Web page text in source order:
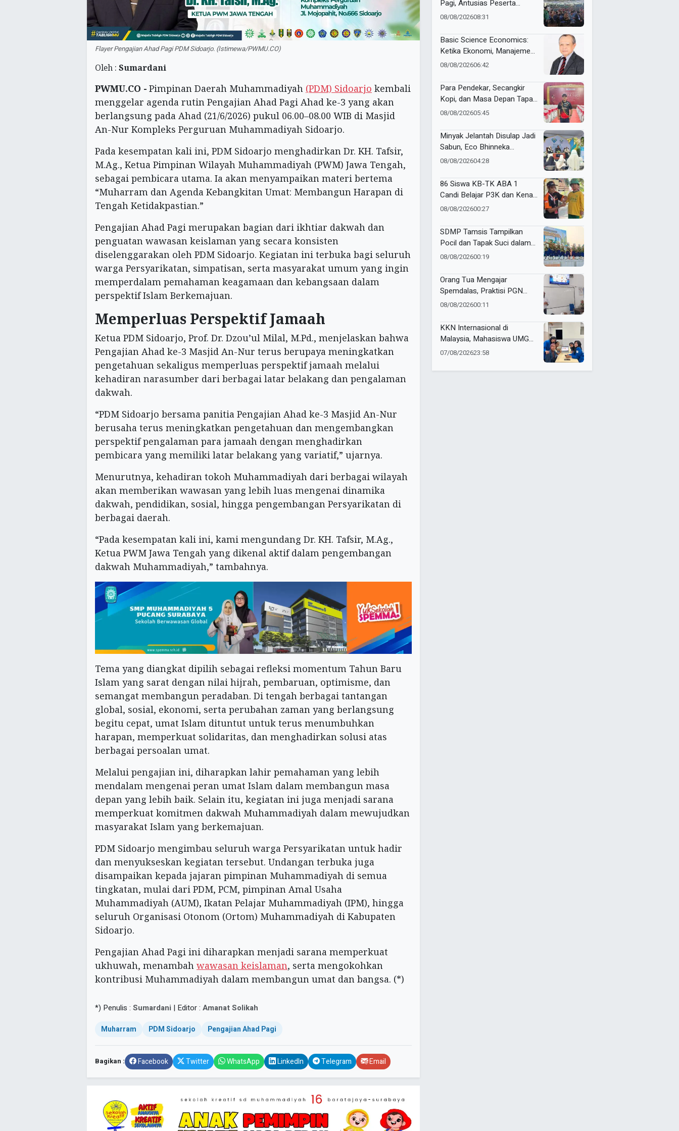
Flayer Pengajian Ahad Pagi PDM Sidoarjo. (Istimewa/PWMU.CO)
Oleh : Sumardani
PWMU.CO - Pimpinan Daerah Muhammadiyah (PDM) Sidoarjo kembali
menggelar agenda rutin Pengajian Ahad Pagi Ahad ke-3 yang akan
berlangsung pada Ahad (21/6/2026) pukul 06.00–08.00 WIB di Masjid
An-Nur Kompleks Perguruan Muhammadiyah Sidoarjo.
Pada kesempatan kali ini, PDM Sidoarjo menghadirkan Dr. KH. Tafsir,
M.Ag., Ketua Pimpinan Wilayah Muhammadiyah (PWM) Jawa Tengah,
sebagai pembicara utama. Ia akan menyampaikan materi bertema
“Muharram dan Agenda Kebangkitan Umat: Membangun Harapan di
Tengah Ketidakpastian.”
Pengajian Ahad Pagi merupakan bagian dari ikhtiar dakwah dan
penguatan wawasan keislaman yang secara konsisten
diselenggarakan oleh PDM Sidoarjo. Kegiatan ini terbuka bagi seluruh
warga Persyarikatan, simpatisan, serta masyarakat umum yang ingin
memperdalam pemahaman keagamaan dan kebangsaan dalam
perspektif Islam Berkemajuan.
Memperluas Perspektif Jamaah
Ketua PDM Sidoarjo, Prof. Dr. Dzou’ul Milal, M.Pd., menjelaskan bahwa
Pengajian Ahad ke-3 Masjid An-Nur terus berupaya meningkatkan
pengetahuan sekaligus memperluas perspektif jamaah melalui
kehadiran narasumber dari berbagai latar belakang dan pengalaman
dakwah.
“PDM Sidoarjo bersama panitia Pengajian Ahad ke-3 Masjid An-Nur
berusaha terus meningkatkan pengetahuan dan mengembangkan
perspektif pengalaman para jamaah dengan menghadirkan
pembicara yang memiliki latar belakang yang variatif,” ujarnya.
Menurutnya, kehadiran tokoh Muhammadiyah dari berbagai wilayah
akan memberikan wawasan yang lebih luas mengenai dinamika
dakwah, pendidikan, sosial, hingga pengembangan Persyarikatan di
berbagai daerah.
“Pada kesempatan kali ini, kami mengundang Dr. KH. Tafsir, M.Ag.,
Ketua PWM Jawa Tengah yang dikenal aktif dalam pengembangan
dakwah Muhammadiyah,” tambahnya.
Tema yang diangkat dipilih sebagai refleksi momentum Tahun Baru
Islam yang sarat dengan nilai hijrah, pembaruan, optimisme, dan
semangat membangun peradaban. Di tengah berbagai tantangan
global, sosial, ekonomi, serta perubahan zaman yang berlangsung
begitu cepat, umat Islam dituntut untuk terus menumbuhkan
harapan, memperkuat solidaritas, dan menghadirkan solusi atas
berbagai persoalan umat.
Melalui pengajian ini, diharapkan lahir pemahaman yang lebih
mendalam mengenai peran umat Islam dalam membangun masa
depan yang lebih baik. Selain itu, kegiatan ini juga menjadi sarana
memperkuat komitmen dakwah Muhammadiyah dalam mewujudkan
masyarakat Islam yang berkemajuan.
PDM Sidoarjo mengimbau seluruh warga Persyarikatan untuk hadir
dan menyukseskan kegiatan tersebut. Undangan terbuka juga
disampaikan kepada jajaran pimpinan Muhammadiyah di semua
tingkatan, mulai dari PDM, PCM, pimpinan Amal Usaha
Muhammadiyah (AUM), Ikatan Pelajar Muhammadiyah (IPM), hingga
seluruh Organisasi Otonom (Ortom) Muhammadiyah di Kabupaten
Sidoarjo.
Pengajian Ahad Pagi ini diharapkan menjadi sarana memperkuat
ukhuwah, menambah wawasan keislaman, serta mengokohkan
kontribusi Muhammadiyah dalam membangun umat dan bangsa. (*)
*) Penulis : Sumardani | Editor : Amanat Solikah
Muharram PDM Sidoarjo Pengajian Ahad Pagi
Bagikan : Facebook Twitter WhatsApp LinkedIn Telegram Email
Pagi, Antusias Peserta
Warnai Jelang ME Awards
08/08/202608:31
Basic Science Economics:
Ketika Ekonomi, Manajemen,
dan Akuntansi Tak Sekadar
08/08/202606:42
Para Pendekar, Secangkir
Kopi, dan Masa Depan Tapak
Suci
08/08/202605:45
Minyak Jelantah Disulap Jadi
Sabun, Eco Bhinneka
Muhammadiyah Inspirasi
08/08/202604:28
86 Siswa KB-TK ABA 1
Candi Belajar P3K dan Kenali
Ambulans Lewat Ambulance
08/08/202600:27
SDMP Tamsis Tampilkan
Pocil dan Tapak Suci dalam
One School One Event di
08/08/202600:19
Orang Tua Mengajar
Spemdalas, Praktisi PGN
SAKA Kenalkan Dunia
08/08/202600:11
KKN Internasional di
Malaysia, Mahasiswa UMG
Kembangkan Website
Indonesia
07/08/202623:58